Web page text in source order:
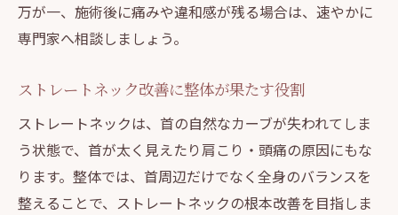
万が一、施術後に痛みや違和感が残る場合は、速やかに
専門家へ相談しましょう。
ストレートネック改善に整体が果たす役割
ストレートネックは、首の自然なカーブが失われてしま
う状態で、首が太く見えたり肩こり・頭痛の原因にもな
ります。整体では、首周辺だけでなく全身のバランスを
整えることで、ストレートネックの根本改善を目指しま